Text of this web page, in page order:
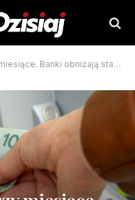
obniżają stawki, jest wyjątek – Biznes Wprost